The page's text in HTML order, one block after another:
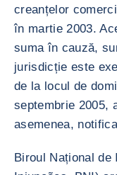
creanțelor
în martie 2003.
suma în cauză,
jurisdicție este
de la locul de
septembrie 2005,
asemenea,
Biroul Național de